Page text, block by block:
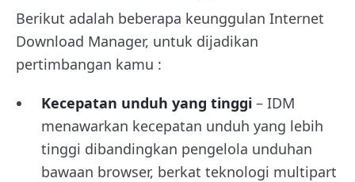
Berikut adalah beberapa keunggulan Internet
Download Manager, untuk dijadikan
pertimbangan kamu :
Kecepatan unduh yang tinggi – IDM
menawarkan kecepatan unduh yang lebih
tinggi dibandingkan pengelola unduhan
bawaan browser, berkat teknologi multipart